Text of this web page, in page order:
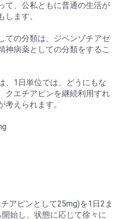
て、公私ともに普通の生活が
ます。
ての分類は、ジベンゾチアゼ
神病薬としての分類をするこ
、1日単位では、どうにもな
クエチアピンを継続利用すれ
えられます。
アピンとして25mg)を1日2ま
始し、状態に応じて徐々に